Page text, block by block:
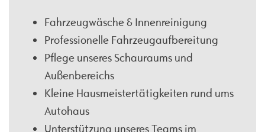
Fahrzeugwäsche & Innenreinigung
Professionelle Fahrzeugaufbereitung
Pflege unseres Schauraums und
Außenbereichs
Kleine Hausmeistertätigkeiten rund ums
Autohaus
Unterstützung unseres Teams im